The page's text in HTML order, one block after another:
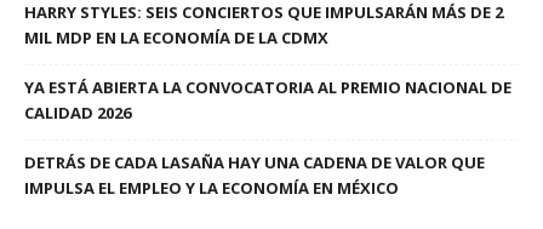
HARRY STYLES: SEIS CONCIERTOS QUE IMPULSARÁN MÁS DE 2
MIL MDP EN LA ECONOMÍA DE LA CDMX
YA ESTÁ ABIERTA LA CONVOCATORIA AL PREMIO NACIONAL DE
CALIDAD 2026
DETRÁS DE CADA LASAÑA HAY UNA CADENA DE VALOR QUE
IMPULSA EL EMPLEO Y LA ECONOMÍA EN MÉXICO